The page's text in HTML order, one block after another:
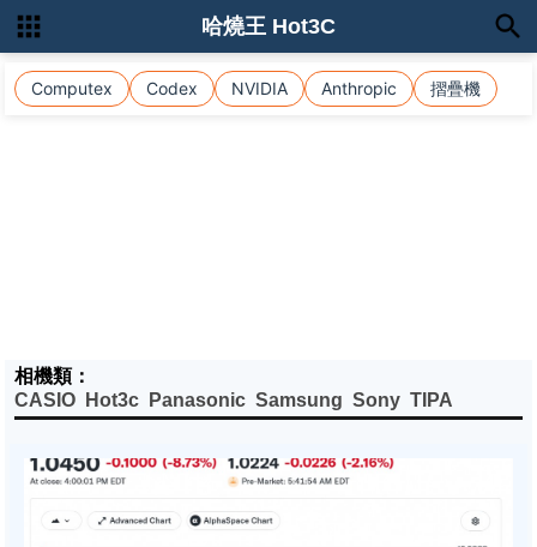
Computex Codex NVIDIA Anthropic 摺疊機
哈燒王 Hot3C
相機類：
CASIO
Hot3c Panasonic Samsung Sony TIPA